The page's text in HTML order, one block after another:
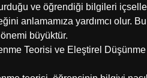
ve öğrendiği bilgileri
anlamamıza yardımcı olur.
büyüktür.
Teorisi ve Eleştirel Düşünme